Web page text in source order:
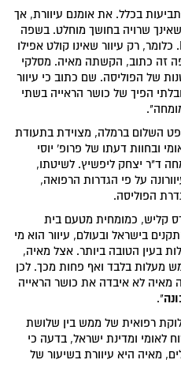
בכלל. את אומנם עיוורת, אך
שרויה בחושך מוחלט. בשפה
המקצועית: No Light Perception. כלומר, רק עיוור שאינו קולט אפילו
זה כתוב, הקשתה מאיה. מסלקי
של הפוליסה. שם כתוב כי עיוור
הפיך של כושר הראייה בשתי
השלום ברמלה, מצוידת בתעודת
ובחוות דעתו של פרופ' יוסי
ד"ר יצחק ליפשיץ. לשיטתו,
על פי הגדרות הרפואה,
הפוליסה.
קליש, כמומחית מטעם בית
בישראל ובעולם, עיוור הוא מי
אינו עולה על 20 מעלות בעין הטובה ביותר. אצל מאיה,
מעלות בלבד ואף פחות מכך. לכן
לא איבדה את כושר הראייה
".
רפואית של ממש בין שלושת
לאומי ומדינת ישראל, בדעה כי
מאיה היא עיוורת בשיעור של